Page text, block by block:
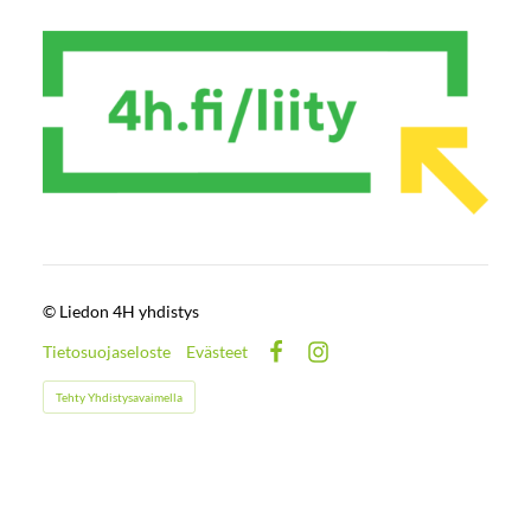
© Liedon 4H yhdistys
Tietosuojaseloste
Evästeet
Tehty Yhdistysavaimella